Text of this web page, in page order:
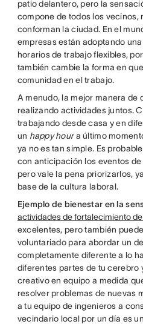
patio delantero, pero la
compone de todos los vecinos,
conforman la ciudad. En el
empresas están adoptando
horarios de trabajo flexibles,
también cambie la forma en
comunidad en el trabajo.
A menudo, la mejor manera de
realizando actividades juntos.
trabajando desde casa y en
un happy houra último
ya no es tan simple. Es
con anticipación los eventos
pero vale la pena priorizarlos,
base de la cultura laboral.
Ejemplo de bienestar en la
actividades de fortalecimiento
excelentes, pero también
voluntariado para abordar un
completamente diferente a lo
diferentes partes de tu cerebro
creativo en equipo a medida
resolver problemas de nuevas
a tu equipo de ingenieros a
vecindario local por un día es